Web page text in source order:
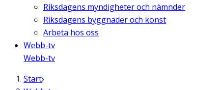
Riksdagens myndigheter och nämnder
Riksdagens byggnader och konst
Arbeta hos oss
Webb-tv
Webb-tv
Start